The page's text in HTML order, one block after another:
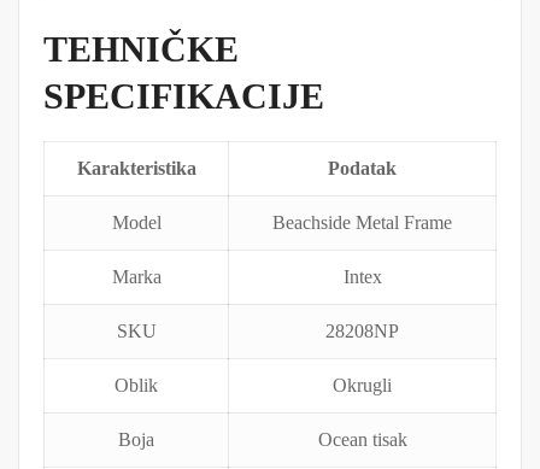
TEHNIČKE
SPECIFIKACIJE
Karakteristika Podatak
Model Beachside Metal Frame
Marka Intex
SKU 28208NP
Oblik Okrugli
Boja Ocean tisak